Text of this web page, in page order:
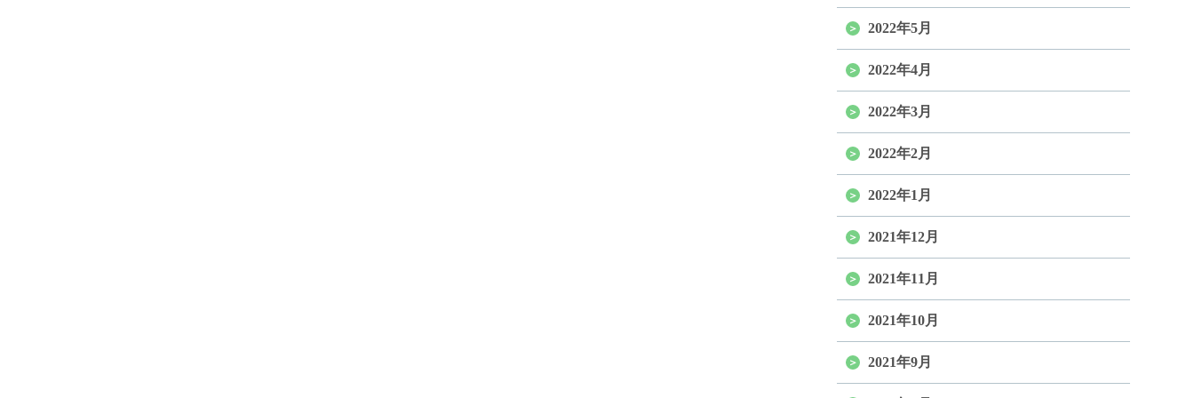
2022年5月
2022年4月
2022年3月
2022年2月
2022年1月
2021年12月
2021年11月
2021年10月
2021年9月